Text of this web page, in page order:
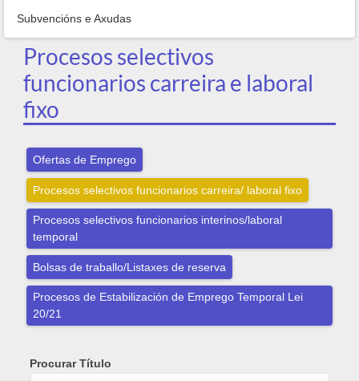
Subvencións e Axudas
Procesos selectivos
funcionarios carreira e laboral
fixo
Ofertas de Emprego
Procesos selectivos funcionarios carreira/ laboral fixo
Procesos selectivos funcionarios interinos/laboral
temporal
Bolsas de traballo/Listaxes de reserva
Procesos de Estabilización de Emprego Temporal Lei
20/21
Procurar Título